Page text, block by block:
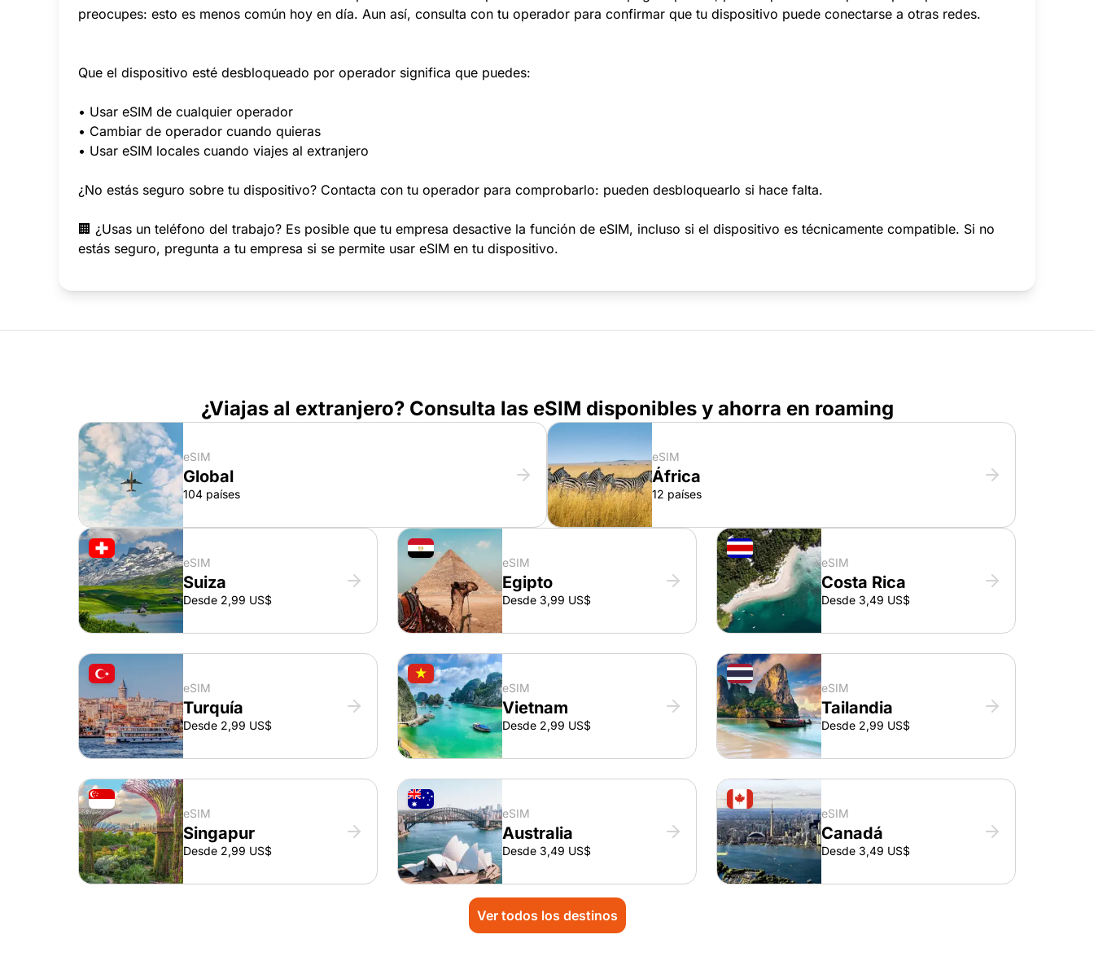
preocupes: esto es menos común hoy en día. Aun así, consulta con tu operador para confirmar que tu dispositivo puede conectarse a otras redes.
Que el dispositivo esté desbloqueado por operador significa que puedes:
• Usar eSIM de cualquier operador
• Cambiar de operador cuando quieras
• Usar eSIM locales cuando viajes al extranjero
¿No estás seguro sobre tu dispositivo? Contacta con tu operador para comprobarlo: pueden desbloquearlo si hace falta.
🏢 ¿Usas un teléfono del trabajo? Es posible que tu empresa desactive la función de eSIM, incluso si el dispositivo es técnicamente compatible. Si no
estás seguro, pregunta a tu empresa si se permite usar eSIM en tu dispositivo.
¿Viajas al extranjero? Consulta las eSIM disponibles y ahorra en roaming
eSIM
Global
104 países
eSIM
África
12 países
eSIM
Suiza
Desde 2,99 US$
eSIM
Egipto
Desde 3,99 US$
eSIM
Costa Rica
Desde 3,49 US$
eSIM
Turquía
Desde 2,99 US$
eSIM
Vietnam
Desde 2,99 US$
eSIM
Tailandia
Desde 2,99 US$
eSIM
Singapur
Desde 2,99 US$
eSIM
Australia
Desde 3,49 US$
eSIM
Canadá
Desde 3,49 US$
Ver todos los destinos